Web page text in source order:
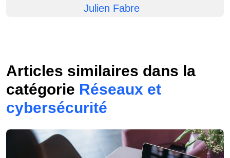
Julien Fabre
Articles similaires dans la
catégorie Réseaux et
cybersécurité